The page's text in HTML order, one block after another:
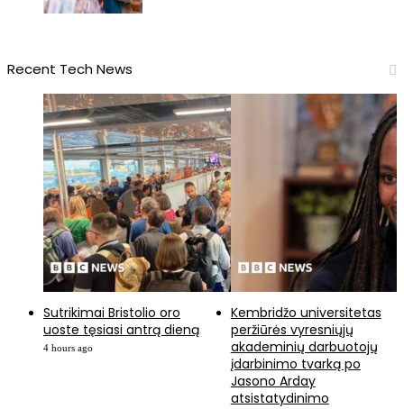
Recent Tech News
Sutrikimai Bristolio oro
uoste tęsiasi antrą dieną
4 hours ago
Kembridžo universitetas
peržiūrės vyresniųjų
akademinių darbuotojų
įdarbinimo tvarką po
Jasono Arday
atsistatydinimo